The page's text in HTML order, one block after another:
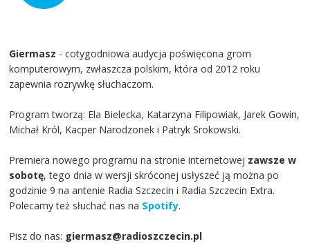
Giermasz - cotygodniowa audycja poświęcona grom
komputerowym, zwłaszcza polskim, która od 2012 roku
zapewnia rozrywkę słuchaczom.
Program tworzą: Ela Bielecka, Katarzyna Filipowiak, Jarek Gowin,
Michał Król, Kacper Narodzonek i Patryk Srokowski.
Premiera nowego programu na stronie internetowej zawsze w
sobotę, tego dnia w wersji skróconej usłyszeć ją można po
godzinie 9 na antenie Radia Szczecin i Radia Szczecin Extra.
Polecamy też słuchać nas na Spotify.
Pisz do nas: giermasz@radioszczecin.pl